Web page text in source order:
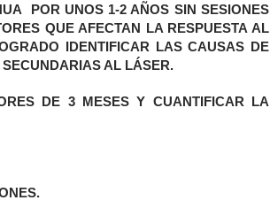
POR UNOS 1-2 AÑOS SIN SESIONES
QUE AFECTAN LA RESPUESTA AL
IDENTIFICAR LAS CAUSAS DE
AL LÁSER.
DE 3 MESES Y CUANTIFICAR LA